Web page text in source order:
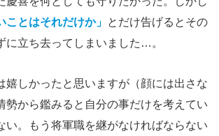
ことはそれだけか」 とだけ告げるとその
に立ち去ってしまいました…。
嬉しかったと思いますが（顔には出さな
勢から鑑みると自分の事だけを考えてい
い。もう将軍職を継がなければならない